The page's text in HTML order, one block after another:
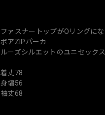
ファスナートップがOリングに
ボアZIPパーカ
ルーズシルエットのユニセック
着丈78
身幅56
袖丈68